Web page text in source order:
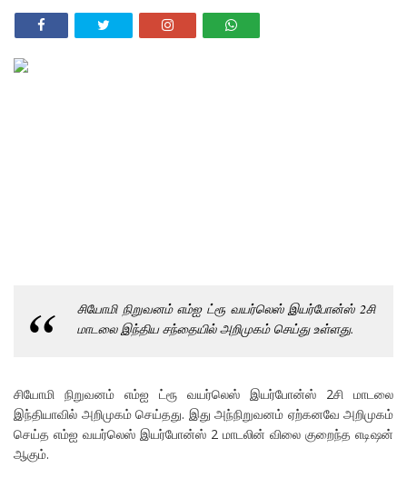
சியோமி நிறுவனம் எம்ஐ ட்ரூ வயர்லெஸ் இயர்போன்ஸ் 2சி
மாடலை இந்திய சந்தையில் அறிமுகம் செய்து உள்ளது.
சியோமி நிறுவனம் எம்ஐ ட்ரூ வயர்லெஸ் இயர்போன்ஸ் 2சி மாடலை
இந்தியாவில் அறிமுகம் செய்தது. இது அந்நிறுவனம் ஏற்கனவே அறிமுகம்
செய்த எம்ஐ வயர்லெஸ் இயர்போன்ஸ் 2 மாடலின் விலை குறைந்த எடிஷன்
ஆகும்.